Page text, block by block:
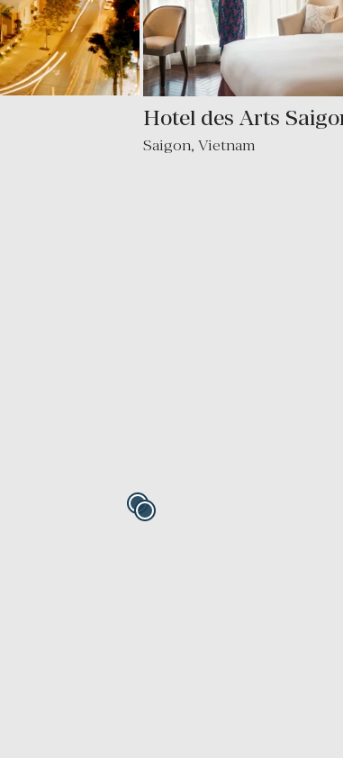
Hotel des Arts
Saigon, Vietnam